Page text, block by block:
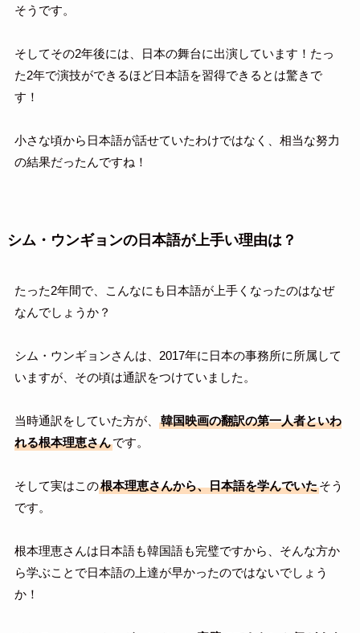
そうです。
そしてその2年後には、日本の舞台に出演しています！たっ
た2年で演技ができるほど日本語を習得できるとは驚きで
す！
小さな頃から日本語が話せていたわけではなく、相当な努力
の結果だったんですね！
シム・ウンギョンの日本語が上手い理由は？
たった2年間で、こんなにも日本語が上手くなったのはなぜ
なんでしょうか？
シム・ウンギョンさんは、2017年に日本の事務所に所属して
いますが、その頃は通訳をつけていました。
当時通訳をしていた方が、
韓国映画の翻訳の第一人者といわ
れる根本理恵さんです。
そして実はこの根本理恵さんから、日本語を学んでいたそう
です。
根本理恵さんは日本語も韓国語も完璧ですから、そんな方か
ら学ぶことで日本語の上達が早かったのではないでしょう
か！